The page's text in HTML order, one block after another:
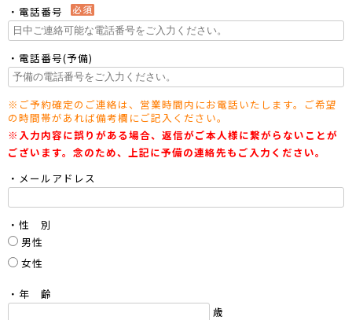
・電話番号
・電話番号(予備)
※ご予約確定のご連絡は、営業時間内にお電話いたします。ご希望
の時間帯があれば備考欄にご記入ください。
※入力内容に誤りがある場合、返信がご本人様に繋がらないことが
ございます。念のため、上記に予備の連絡先もご入力ください。
・メールアドレス
・性 別
男性
女性
・年 齢
歳